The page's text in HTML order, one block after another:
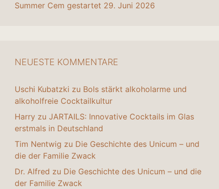
Summer Cem gestartet 29. Juni 2026
NEUESTE KOMMENTARE
Uschi Kubatzki zu Bols stärkt alkoholarme und
alkoholfreie Cocktailkultur
Harry zu JARTAILS: Innovative Cocktails im Glas
erstmals in Deutschland
Tim Nentwig zu Die Geschichte des Unicum – und
die der Familie Zwack
Dr. Alfred zu Die Geschichte des Unicum – und die
der Familie Zwack